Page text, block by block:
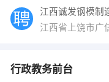
江西诚发钢模制
江西省上饶市广
行政教务前台